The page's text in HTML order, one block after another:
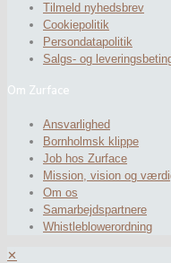
Tilmeld nyhedsbrev
Cookiepolitik
Persondatapolitik
Salgs- og
Om Zurface
Ansvarlighed
Bornholmsk klippe
Job hos Zurface
Mission, vision og
Om os
Samarbejdspartnere
Whistleblowerordning
✕